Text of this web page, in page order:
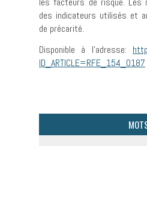
des indicateurs utilisés et
de précarité.
Disponible à l’adresse:
ID_ARTICLE=RFE_154_0187